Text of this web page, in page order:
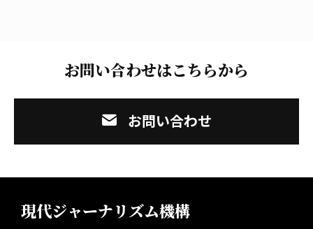
お問い合わせはこちらから
お問い合わせ
現代ジャーナリズム機構